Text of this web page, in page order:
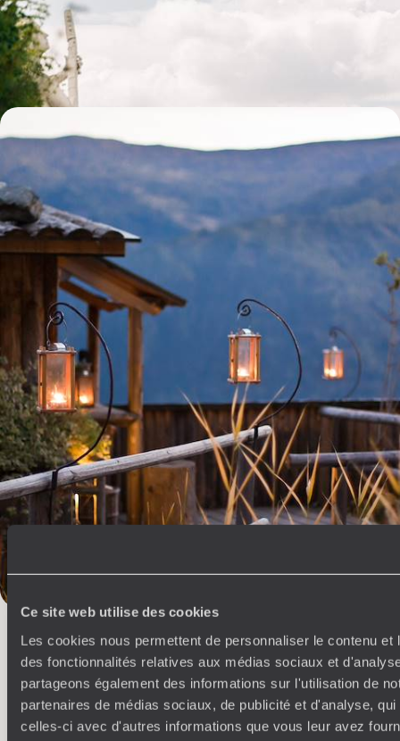
Ce site web utilise des cookies
Les cookies nous permettent de personnaliser le contenu et
des fonctionnalités relatives aux médias sociaux et
partageons également des informations sur l'utilisation de
partenaires de médias sociaux, de publicité et d'analyse,
celles-ci avec d'autres informations que vous leur avez
Aller de la ville de Mozart à celle des Strauss, du couvent des Capucins
à la roue du Prater, des Alpes au Danube
6 jours, de CHF 2000 à CHF 2600
Aux beaux jours en Autriche - De Vienne aux Alpes
Cette itinérance en famille, de Vienne au Tyrol via la Carinthie : lacs,
prairies et grande roue du Prater
10 jours, de CHF 1800 à CHF 2500
Toutes nos suggestions
Gastronomie Danube Baroque
Architecture contemporain
UNESCO
Salzbourg Innsbruck Design
Art contemporain
Concert
Budapest Musique Mozart Marchés
Sport
Kitzbuhel
Festival Eger Bucarest Bosphore
Monde
Voyager en toute liberté selon ses envies,
ses idées, ses passions